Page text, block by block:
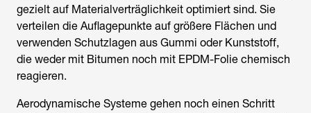
gezielt auf Materialverträglichkeit optimiert sind. Sie
verteilen die Auflagepunkte auf größere Flächen und
verwenden Schutzlagen aus Gummi oder Kunststoff,
die weder mit Bitumen noch mit EPDM-Folie chemisch
reagieren.
Aerodynamische Systeme gehen noch einen Schritt